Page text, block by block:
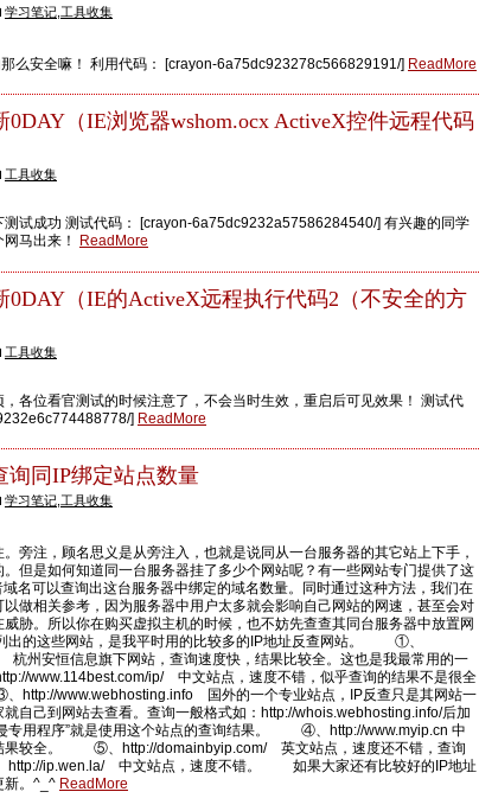
学习笔记 工具收集
么安全嘛！ 利用代码： [crayon-6a75dc923278c566829191/] ReadMore
0DAY（IE浏览器wshom.ocx ActiveX控件远程代码
工具收集
测试成功 测试代码： [crayon-6a75dc9232a57586284540/] 有兴趣的同学
马出来！
ReadMore
0DAY（IE的ActiveX远程执行代码2（不安全的方
工具收集
各位看官测试的时候注意了，不会当时生效，重启后可见效果！ 测试代
] ReadMore
询同IP绑定站点数量
学习笔记 工具收集
旁注，顾名思义是从旁注入，也就是说同从一台服务器的其它站上下手，
但是如何知道同一台服务器挂了多少个网站呢？有一些网站专门提供了这
名可以查询出这台服务器中绑定的域名数量。同时通过这种方法，我们在
做相关参考，因为服务器中用户太多就会影响自己网站的网速，甚至会对
胁。所以你在购买虚拟主机的时候，也不妨先查查其同台服务器中放置网
的这些网站，是我平时用的比较多的IP地址反查网站。 ①、
杭州安恒信息旗下网站，查询速度快，结果比较全。这也是我最常用的一
ip/ 中文站点，速度不错，似乎查询的结果不是很全
www.webhosting.info 国外的一个专业站点，IP反查只是其网站一
自己到网站去查看。查询一般格式如：http://whois.webhosting.info/后加
侵专用程序”就是使用这个站点的查询结果。 ④、http://www.myip.cn 中
果较全。 ⑤、http://domainbyip.com/ 英文站点，速度还不错，查询
ip.wen.la/ 中文站点，速度不错。 如果大家还有比较好的IP地址
新。^_^ ReadMore